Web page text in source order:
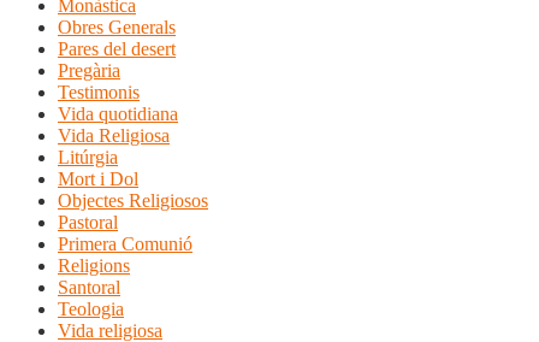
Monàstica
Obres Generals
Pares del desert
Pregària
Testimonis
Vida quotidiana
Vida Religiosa
Litúrgia
Mort i Dol
Objectes Religiosos
Pastoral
Primera Comunió
Religions
Santoral
Teologia
Vida religiosa